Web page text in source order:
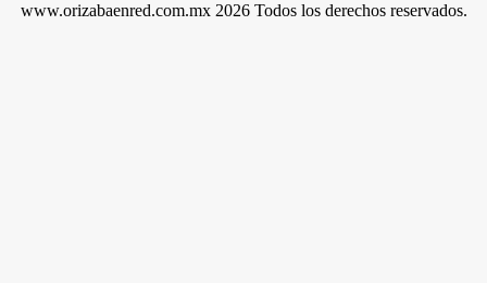
www.orizabaenred.com.mx 2026 Todos los derechos reservados.